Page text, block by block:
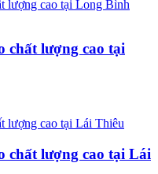
chất lượng cao tại
chất lượng cao tại Lái